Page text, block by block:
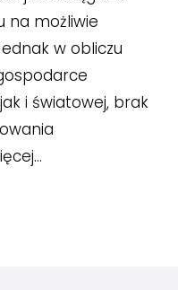
na możliwie
w obliczu
i światowej, brak